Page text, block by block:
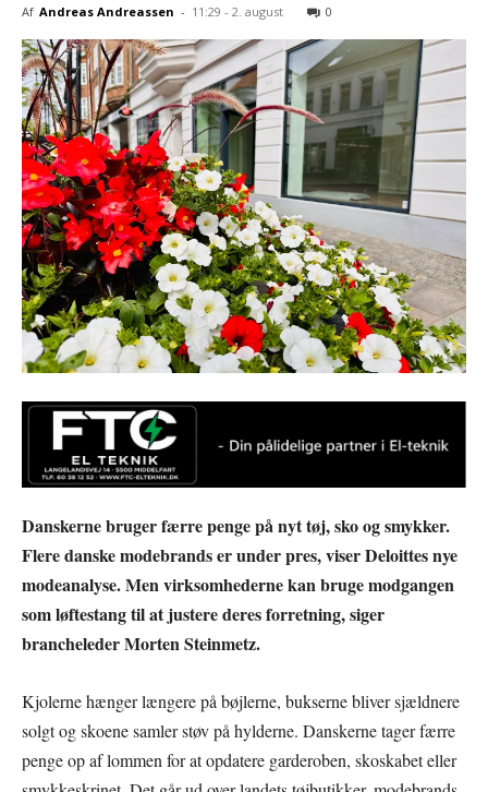
Af Andreas Andreassen - 11:29 - 2. august 0
Danskerne bruger færre penge på nyt tøj, sko og smykker.
Flere danske modebrands er under pres, viser Deloittes nye
modeanalyse. Men virksomhederne kan bruge modgangen
som løftestang til at justere deres forretning, siger
brancheleder Morten Steinmetz.
Kjolerne hænger længere på bøjlerne, bukserne bliver sjældnere
solgt og skoene samler støv på hylderne. Danskerne tager færre
penge op af lommen for at opdatere garderoben, skoskabet eller